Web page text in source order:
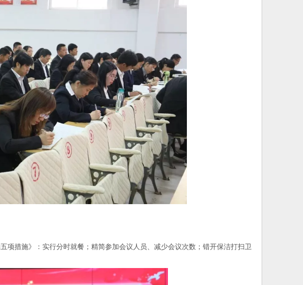
措施》：实行分时就餐；精简参加会议人员、减少会议次数；错开保洁打扫卫